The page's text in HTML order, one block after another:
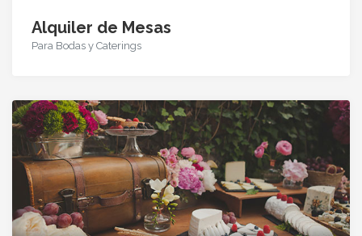
Alquiler de Mesas
Para Bodas y Caterings